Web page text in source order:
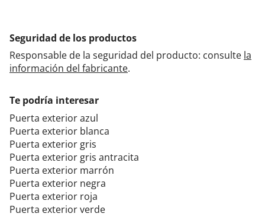
Seguridad de los productos
Responsable de la seguridad del producto: consulte la
información del fabricante.
Te podría interesar
Puerta exterior azul
Puerta exterior blanca
Puerta exterior gris
Puerta exterior gris antracita
Puerta exterior marrón
Puerta exterior negra
Puerta exterior roja
Puerta exterior verde